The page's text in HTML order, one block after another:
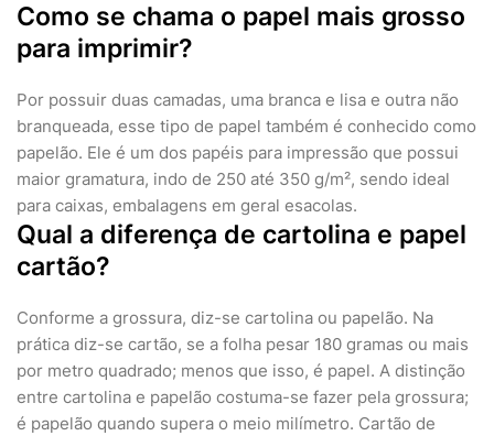
Como se chama o papel mais grosso
para imprimir?
Por possuir duas camadas, uma branca e lisa e outra não
branqueada, esse tipo de papel também é conhecido como
papelão. Ele é um dos papéis para impressão que possui
maior gramatura, indo de 250 até 350 g/m², sendo ideal
para caixas, embalagens em geral esacolas.
Qual a diferença de cartolina e papel
cartão?
Conforme a grossura, diz-se cartolina ou papelão. Na
prática diz-se cartão, se a folha pesar 180 gramas ou mais
por metro quadrado; menos que isso, é papel. A distinção
entre cartolina e papelão costuma-se fazer pela grossura;
é papelão quando supera o meio milímetro. Cartão de